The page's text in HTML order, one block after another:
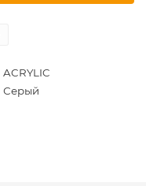
ACRYLIC
Серый